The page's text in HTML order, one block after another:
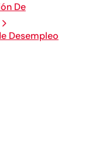
De
Desempleo